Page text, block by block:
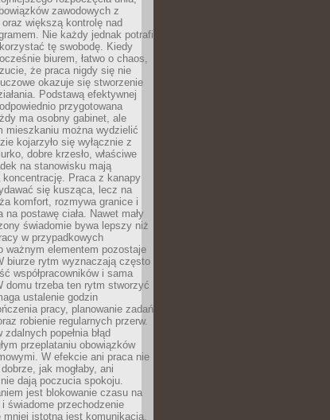
zawodowych z
większą kontrolę nad
Nie każdy jednak potrafi
tę swobodę. Kiedy
biurem, łatwo o chaos,
że praca nigdy się nie
okazuje się stworzenie
Podstawą efektywnej
przygotowana
ma osobny gabinet, ale
mieszkaniu można wydzielić
kojarzyło się wyłącznie z
dobre krzesło, właściwe
na stanowisku mają
koncentrację. Praca z kanapy
się kusząca, lecz na
komfort, rozmywa granice i
na postawę ciała. Nawet mały
świadomie bywa lepszy niż
w przypadkowych
ważnym elementem pozostaje
biurze rytm wyznaczają często
współpracowników i sama
domu trzeba ten rytm stworzyć
ustalenie godzin
pracy, planowanie zadań
robienie regularnych przerw.
popełnia błąd
przeplataniu obowiązków
W efekcie ani praca nie
jak mogłaby, ani
dają poczucia spokoju.
jest blokowanie czasu na
świadome przechodzenie
mniej istotna jest komunikacja.